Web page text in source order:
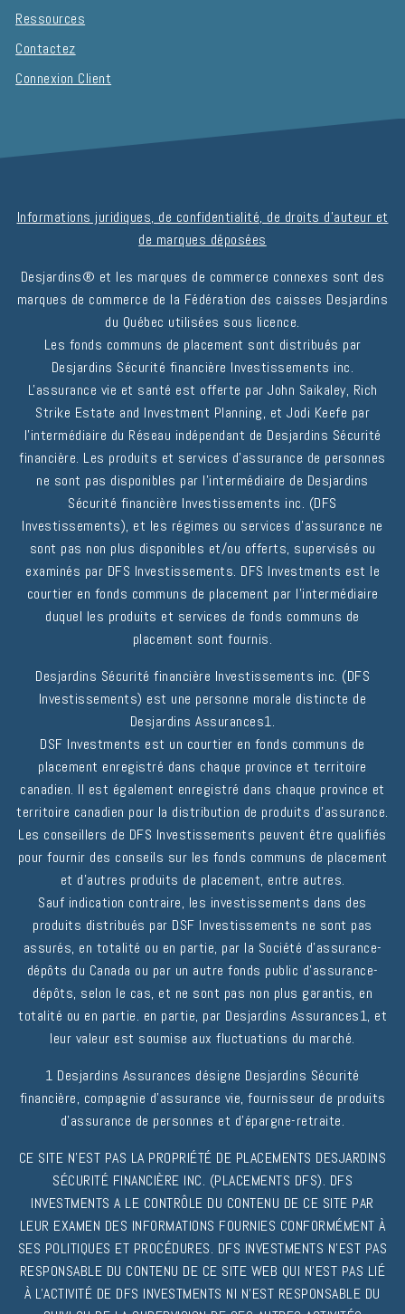
Ressources
Contactez
Connexion Client
Informations juridiques, de confidentialité, de droits d'auteur et
de marques déposées
Desjardins® et les marques de commerce connexes sont des
marques de commerce de la Fédération des caisses Desjardins
du Québec utilisées sous licence.
Les fonds communs de placement sont distribués par
Desjardins Sécurité financière Investissements inc.
L'assurance vie et santé est offerte par John Saikaley, Rich
Strike Estate and Investment Planning, et Jodi Keefe par
l'intermédiaire du Réseau indépendant de Desjardins Sécurité
financière. Les produits et services d'assurance de personnes
ne sont pas disponibles par l'intermédiaire de Desjardins
Sécurité financière Investissements inc. (DFS
Investissements), et les régimes ou services d'assurance ne
sont pas non plus disponibles et/ou offerts, supervisés ou
examinés par DFS Investissements. DFS Investments est le
courtier en fonds communs de placement par l'intermédiaire
duquel les produits et services de fonds communs de
placement sont fournis.
Desjardins Sécurité financière Investissements inc. (DFS
Investissements) est une personne morale distincte de
Desjardins Assurances1.
DSF Investments est un courtier en fonds communs de
placement enregistré dans chaque province et territoire
canadien. Il est également enregistré dans chaque province et
territoire canadien pour la distribution de produits d'assurance.
Les conseillers de DFS Investissements peuvent être qualifiés
pour fournir des conseils sur les fonds communs de placement
et d'autres produits de placement, entre autres.
Sauf indication contraire, les investissements dans des
produits distribués par DSF Investissements ne sont pas
assurés, en totalité ou en partie, par la Société d'assurance-
dépôts du Canada ou par un autre fonds public d'assurance-
dépôts, selon le cas, et ne sont pas non plus garantis, en
totalité ou en partie. en partie, par Desjardins Assurances1, et
leur valeur est soumise aux fluctuations du marché.
1 Desjardins Assurances désigne Desjardins Sécurité
financière, compagnie d'assurance vie, fournisseur de produits
d'assurance de personnes et d'épargne-retraite.
CE SITE N'EST PAS LA PROPRIÉTÉ DE PLACEMENTS DESJARDINS
SÉCURITÉ FINANCIÈRE INC. (PLACEMENTS DFS). DFS
INVESTMENTS A LE CONTRÔLE DU CONTENU DE CE SITE PAR
LEUR EXAMEN DES INFORMATIONS FOURNIES CONFORMÉMENT À
SES POLITIQUES ET PROCÉDURES. DFS INVESTMENTS N'EST PAS
RESPONSABLE DU CONTENU DE CE SITE WEB QUI N'EST PAS LIÉ
À L'ACTIVITÉ DE DFS INVESTMENTS NI N'EST RESPONSABLE DU